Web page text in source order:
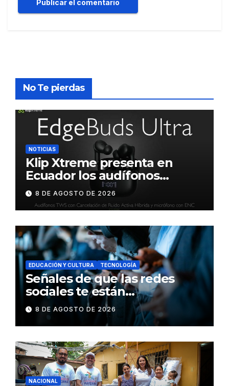
No Te pierdas
NOTICIAS
Klip Xtreme presenta en
Ecuador los audífonos
DynaBuds con sonido
inteligente y control táctil
8 DE AGOSTO DE 2026
EDUCACIÓN Y CULTURA TECNOLOGÍA
Señales de que las redes
sociales te están
consumiendo
8 DE AGOSTO DE 2026
NACIONAL